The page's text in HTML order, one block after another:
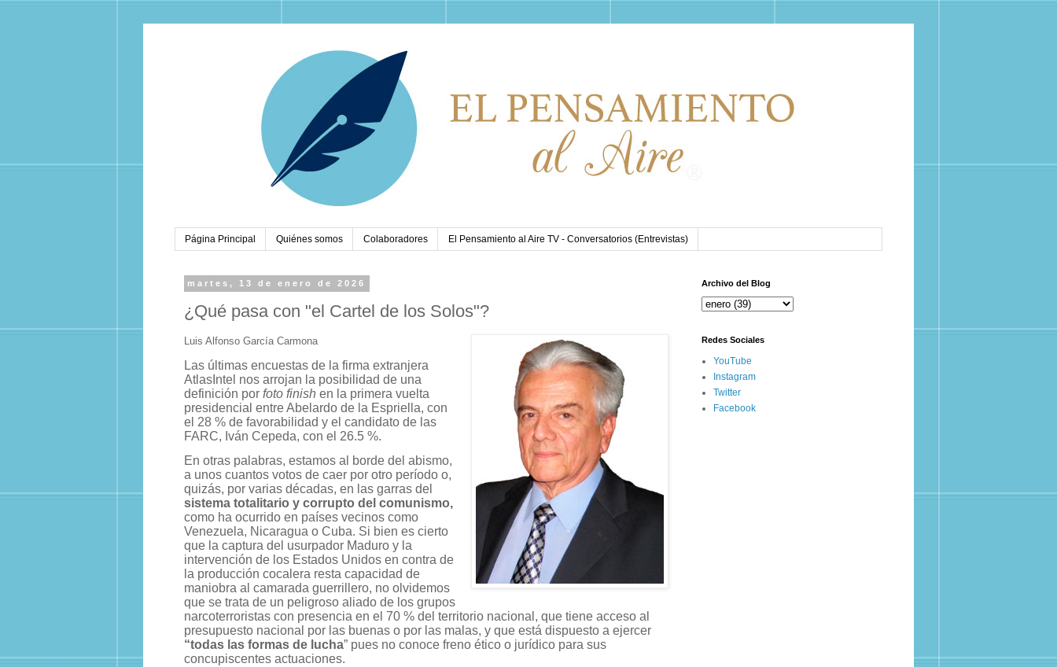
Página Principal Quiénes somos Colaboradores El Pensamiento al Aire TV - Conversatorios (Entrevistas)
martes, 13 de enero de 2026
¿Qué pasa con "el Cartel de los Solos"?
Luis Alfonso García Carmona
Las últimas encuestas de la firma extranjera
AtlasIntel nos arrojan la posibilidad de una
definición por foto finish en la primera vuelta
presidencial entre Abelardo de la Espriella, con
el 28 % de favorabilidad y el candidato de las
FARC, Iván Cepeda, con el 26.5 %.
En otras palabras, estamos al borde del abismo,
a unos cuantos votos de caer por otro período o,
quizás, por varias décadas, en las garras del
sistema totalitario y corrupto del comunismo,
como ha ocurrido en países vecinos como
Venezuela, Nicaragua o Cuba. Si bien es cierto
que la captura del usurpador Maduro y la
intervención de los Estados Unidos en contra de
la producción cocalera resta capacidad de
maniobra al camarada guerrillero, no olvidemos
que se trata de un peligroso aliado de los grupos
narcoterroristas con presencia en el 70 % del territorio nacional, que tiene acceso al
presupuesto nacional por las buenas o por las malas, y que está dispuesto a ejercer
“todas las formas de lucha” pues no conoce freno ético o jurídico para sus
concupiscentes actuaciones.
Archivo del Blog
Redes Sociales
YouTube
Instagram
Twitter
Facebook